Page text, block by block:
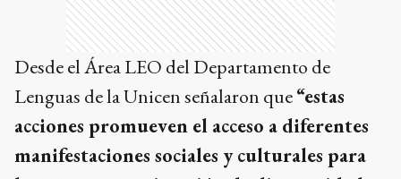
Desde el Área LEO del Departamento de
Lenguas de la Unicen señalaron que“estas
acciones promueven el acceso a diferentes
manifestaciones sociales y culturales para